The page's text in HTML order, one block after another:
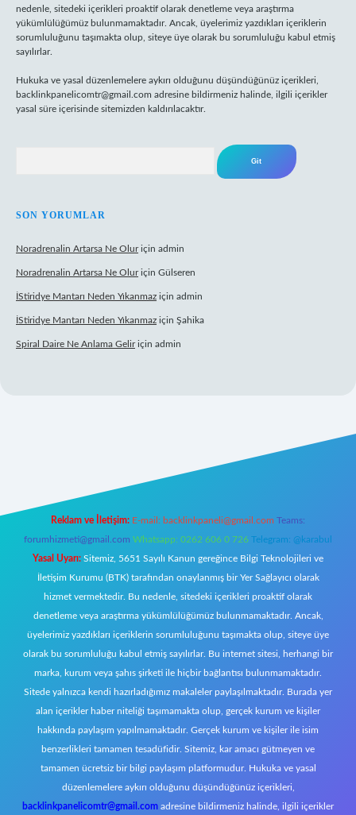
nedenle, sitedeki içerikleri proaktif olarak denetleme veya araştırma
yükümlülüğümüz bulunmamaktadır. Ancak, üyelerimiz yazdıkları içeriklerin
sorumluluğunu taşımakta olup, siteye üye olarak bu sorumluluğu kabul etmiş
sayılırlar.
Hukuka ve yasal düzenlemelere aykırı olduğunu düşündüğünüz içerikleri,
backlinkpanelicomtr@gmail.com adresine bildirmeniz halinde, ilgili içerikler
yasal süre içerisinde sitemizden kaldırılacaktır.
SON YORUMLAR
Noradrenalin Artarsa Ne Oluriçin admin
Noradrenalin Artarsa Ne Oluriçin Gülseren
İStiridye Mantarı Neden Yıkanmaz için admin
İStiridye Mantarı Neden Yıkanmaz için Şahika
Spiral Daire Ne Anlama Geliriçin admin
Reklam ve İletişim: E-mail: backlinkpaneli@gmail.com Teams:
forumhizmeti@gmail.com Whatsapp: 0262 606 0 726 Telegram: @karabul
Yasal Uyarı: Sitemiz, 5651 Sayılı Kanun gereğince Bilgi Teknolojileri ve
İletişim Kurumu (BTK) tarafından onaylanmış bir Yer Sağlayıcı olarak
hizmet vermektedir. Bu nedenle, sitedeki içerikleri proaktif olarak
denetleme veya araştırma yükümlülüğümüz bulunmamaktadır. Ancak,
üyelerimiz yazdıkları içeriklerin sorumluluğunu taşımakta olup, siteye üye
olarak bu sorumluluğu kabul etmiş sayılırlar. Bu internet sitesi, herhangi bir
marka, kurum veya şahıs şirketi ile hiçbir bağlantısı bulunmamaktadır.
Sitede yalnızca kendi hazırladığımız makaleler paylaşılmaktadır. Burada yer
alan içerikler haber niteliği taşımamakta olup, gerçek kurum ve kişiler
hakkında paylaşım yapılmamaktadır. Gerçek kurum ve kişiler ile isim
benzerlikleri tamamen tesadüfidir. Sitemiz, kar amacı gütmeyen ve
tamamen ücretsiz bir bilgi paylaşım platformudur. Hukuka ve yasal
düzenlemelere aykırı olduğunu düşündüğünüz içerikleri,
backlinkpanelicomtr@gmail.com adresine bildirmeniz halinde, ilgili içerikler